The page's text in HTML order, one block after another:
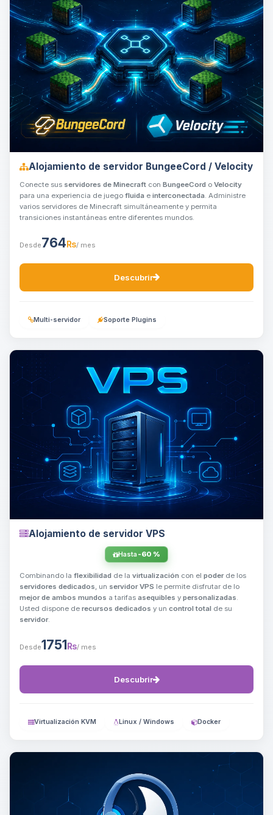
Alojamiento de servidor BungeeCord / Velocity
Conecte sus servidores de Minecraft con BungeeCord o Velocity
para una experiencia de juego fluida e interconectada. Administre
varios servidores de Minecraft simultáneamente y permita
transiciones instantáneas entre diferentes mundos.
Desde764₨/ mes
Descubrir
Multi-servidor Soporte Plugins
Alojamiento de servidor VPS
Hasta -60 %
Combinando la flexibilidad de la virtualización con el poderde los
servidores dedicados, un servidor VPS le permite disfrutar de lo
mejor de ambos mundos a tarifas asequibles y personalizadas.
Usted dispone de recursos dedicados y un control total de su
servidor.
Desde1751 ₨/ mes
Descubrir
Virtualización KVM Linux / Windows Docker